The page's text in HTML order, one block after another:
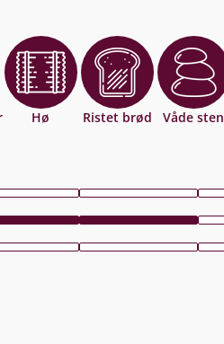
Hø Ristet brød Våde sten